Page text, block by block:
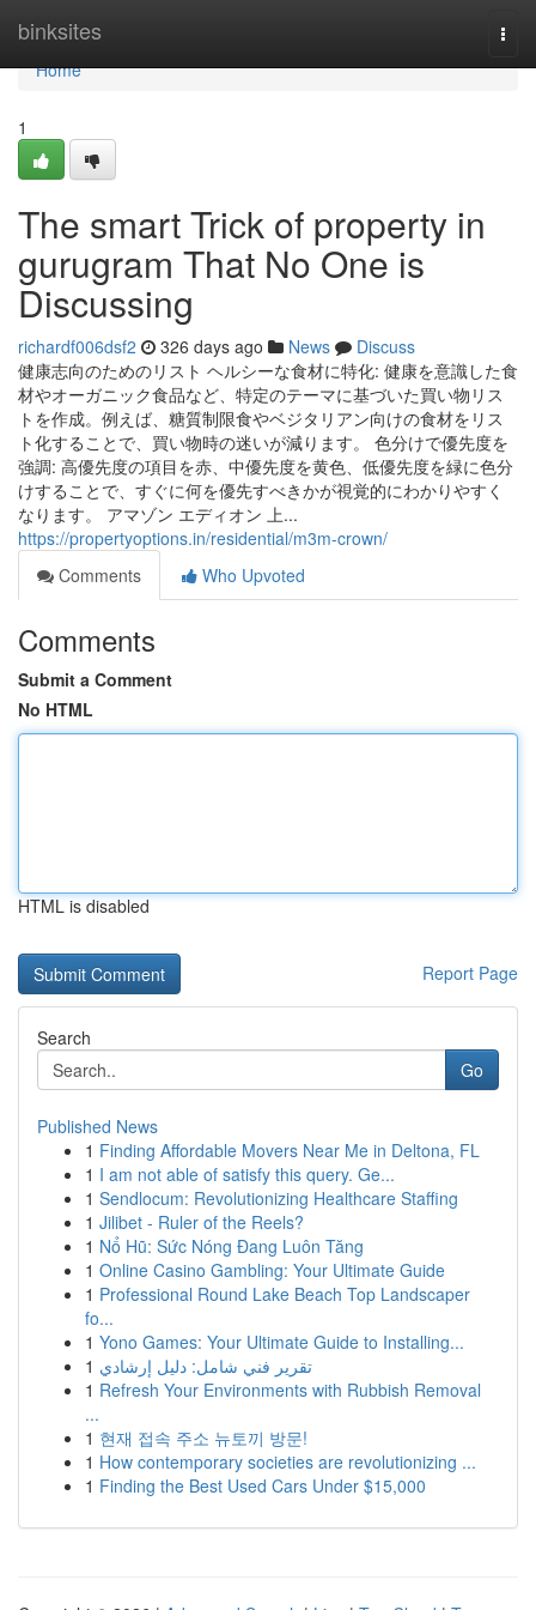
binksites
Home
Home
1
The smart Trick of property in
gurugram That No One is
Discussing
richardf006dsf2 326 days ago News
Discuss
健康志向のためのリスト ヘルシーな食材に特化: 健康を意識した食
材やオーガニック食品など、特定のテーマに基づいた買い物リス
トを作成。例えば、糖質制限食やベジタリアン向けの食材をリス
ト化することで、買い物時の迷いが減ります。 色分けで優先度を
強調: 高優先度の項目を赤、中優先度を黄色、低優先度を緑に色分
けすることで、すぐに何を優先すべきかが視覚的にわかりやすく
なります。 アマゾン エディオン 上...
https://propertyoptions.in/residential/m3m-crown/
Comments
Who Upvoted
Comments
Submit a Comment
No HTML
HTML is disabled
Report Page
Search
Go
Published News
1 Finding Affordable Movers Near Me in Deltona, FL
1 I am not able of satisfy this query. Ge...
1 Sendlocum: Revolutionizing Healthcare Staffing
1 Jilibet - Ruler of the Reels?
1 Nổ Hũ: Sức Nóng Đang Luôn Tăng
1 Online Casino Gambling: Your Ultimate Guide
1 Professional Round Lake Beach Top Landscaper
fo...
1 Yono Games: Your Ultimate Guide to Installing...
1 تقرير فني شامل: دليل إرشادي
1 Refresh Your Environments with Rubbish Removal
...
1 현재 접속 주소 뉴토끼 방문!
1 How contemporary societies are revolutionizing ...
1 Finding the Best Used Cars Under $15,000